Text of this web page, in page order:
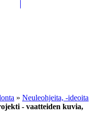
» Neuleohjeita, -ideoita
- vaatteiden kuvia,